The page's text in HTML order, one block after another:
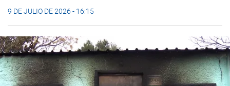
9 DE JULIO DE 2026 - 16:15